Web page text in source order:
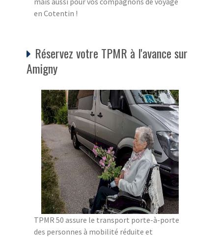
en Cotentin !
Réservez votre TPMR à l'avance sur
Amigny
TPMR 50 assure le transport porte-à-porte
des personnes à mobilité réduite et